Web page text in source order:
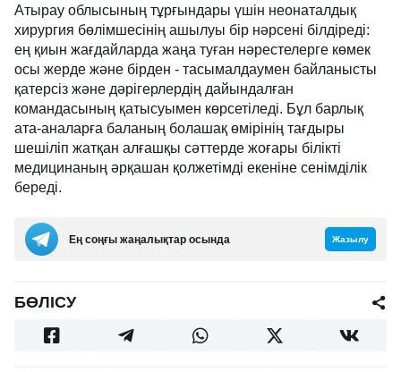
медициналық бөлімшені іске қосуға
көмектеседі.
Атырау облысының тұрғындары үшін неонаталдық
хирургия бөлімшесінің ашылуы бір нәрсені білдіреді:
ең қиын жағдайларда жаңа туған нәрестелерге
көмек осы жерде және бірден - тасымалдаумен
байланысты қатерсіз және дәрігерлердің
дайындалған командасының қатысуымен
көрсетіледі. Бұл барлық ата-аналарға баланың
болашақ өмірінің тағдыры шешіліп жатқан алғашқы
қолжетімді екеніне сенімділік береді.